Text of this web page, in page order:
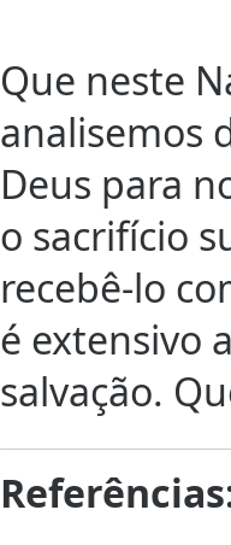
Que neste
analisemos
Deus para
o sacrifício
recebê-lo
é extensivo
salvação.